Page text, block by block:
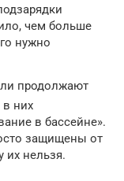
чем больше
нужно
продолжают
в них
в бассейне».
защищены от
их нельзя.